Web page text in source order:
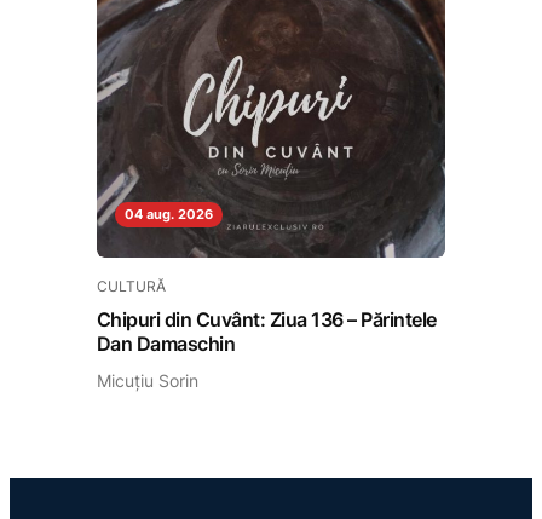
04 aug. 2026
CULTURĂ
Chipuri din Cuvânt: Ziua 136 – Părintele
Dan Damaschin
Micuțiu Sorin